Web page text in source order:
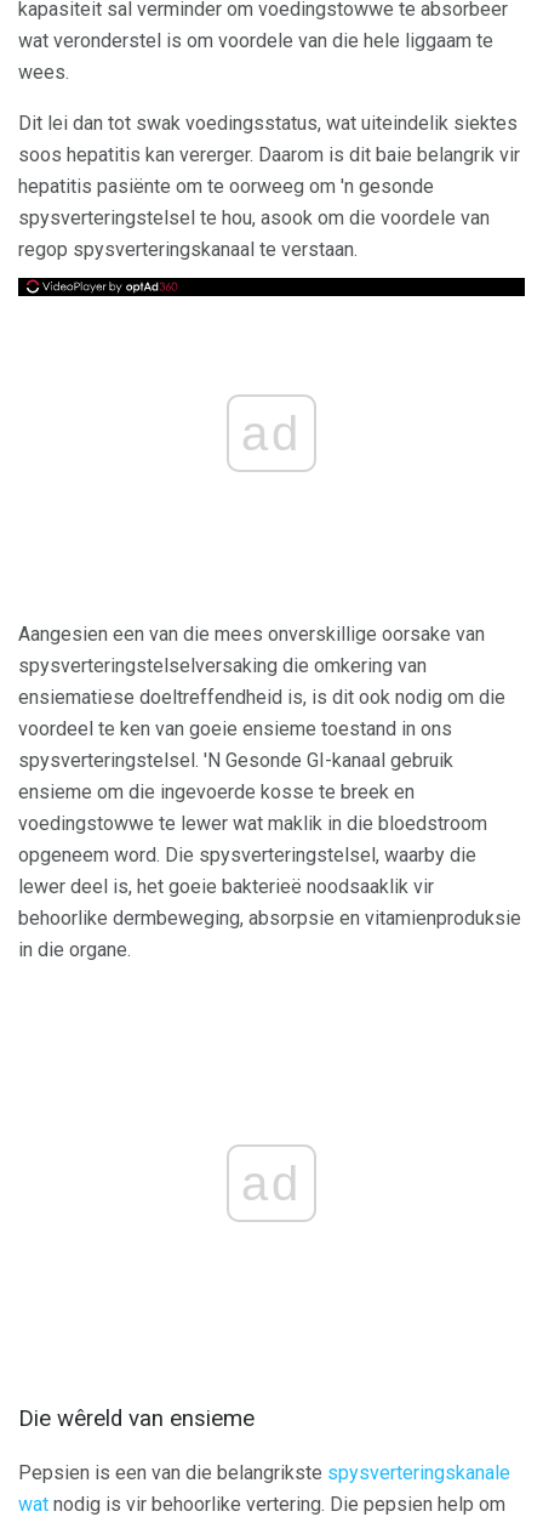
kapasiteit sal verminder om voedingstowwe te absorbeer
wat veronderstel is om voordele van die hele liggaam te
wees.
Dit lei dan tot swak voedingsstatus, wat uiteindelik siektes
soos hepatitis kan vererger. Daarom is dit baie belangrik vir
hepatitis pasiënte om te oorweeg om 'n gesonde
spysverteringstelsel te hou, asook om die voordele van
regop spysverteringskanaal te verstaan.
ad
Aangesien een van die mees onverskillige oorsake van
spysverteringstelselversaking die omkering van
ensiematiese doeltreffendheid is, is dit ook nodig om die
voordeel te ken van goeie ensieme toestand in ons
spysverteringstelsel. 'N Gesonde GI-kanaal gebruik
ensieme om die ingevoerde kosse te breek en
voedingstowwe te lewer wat maklik in die bloedstroom
opgeneem word. Die spysverteringstelsel, waarby die
lewer deel is, het goeie bakterieë noodsaaklik vir
behoorlike dermbeweging, absorpsie en vitamienproduksie
in die organe.
ad
Die wêreld van ensieme
Pepsien is een van die belangrikste spysverteringskanale
wat nodig is vir behoorlike vertering. Die pepsien help om